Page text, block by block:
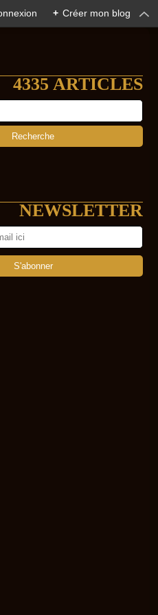
+ Créer mon blog
4335 ARTICLES
NEWSLETTER